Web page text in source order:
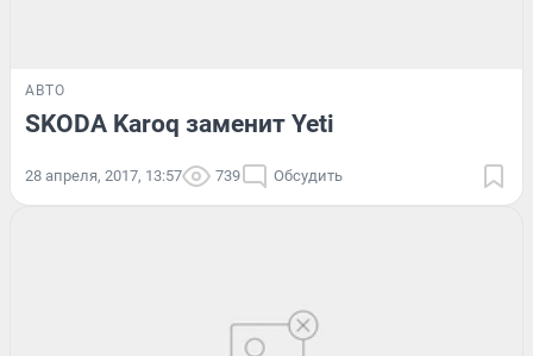
АВТО
SKODA Karoq заменит Yeti
28 апреля, 2017, 13:57 739 Обсудить